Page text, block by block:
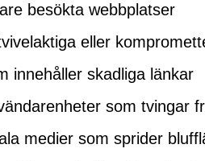
besökta webbplatser
eller
innehåller skadliga länkar
som tvingar
medier som sprider